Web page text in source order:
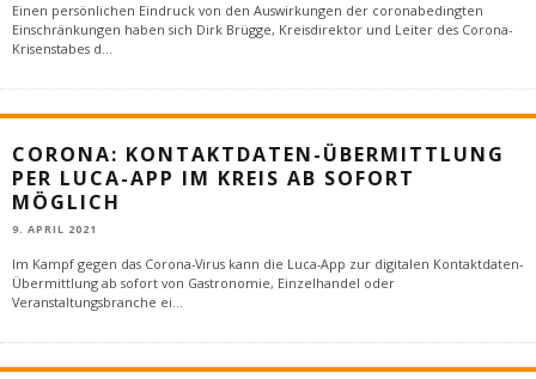
Einen persönlichen Eindruck von den Auswirkungen der coronabedingten
Einschränkungen haben sich Dirk Brügge, Kreisdirektor und Leiter des Corona-
Krisenstabes d...
CORONA: KONTAKTDATEN-ÜBERMITTLUNG
PER LUCA-APP IM KREIS AB SOFORT
MÖGLICH
9. APRIL 2021
Im Kampf gegen das Corona-Virus kann die Luca-App zur digitalen Kontaktdaten-
Übermittlung ab sofort von Gastronomie, Einzelhandel oder
Veranstaltungsbranche ei...